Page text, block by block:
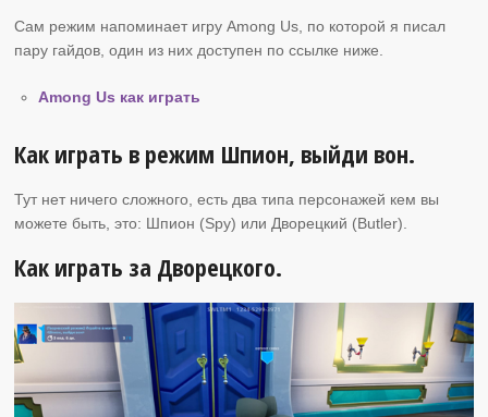
Сам режим напоминает игру Among Us, по которой я писал
пару гайдов, один из них доступен по ссылке ниже.
Among Us как играть
Как играть в режим Шпион, выйди вон.
Тут нет ничего сложного, есть два типа персонажей кем вы
можете быть, это: Шпион (Spy) или Дворецкий (Butler).
Как играть за Дворецкого.